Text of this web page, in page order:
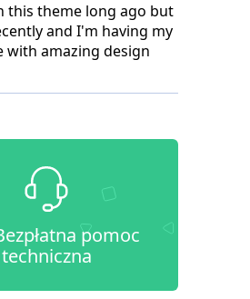
this theme long ago but
and I'm having my
with amazing design
pomoc
techniczna